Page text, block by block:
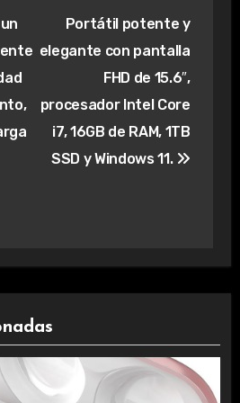
Portátil potente y
elegante con pantalla
FHD de 15.6″,
procesador Intel Core
i7, 16GB de RAM, 1TB
SSD y Windows 11.